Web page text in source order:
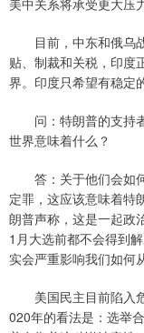
目前，中东和俄乌战
贴、制裁和关税，印度
界。印度只希望有稳定
问：特朗普的支持者
世界意味着什么？
答：关于他们会如
定罪，这应该意味着特
朗普声称，这是一起政
1月大选前都不会得到
实会严重影响我们如何
美国民主目前陷入危
020年的看法是：选举